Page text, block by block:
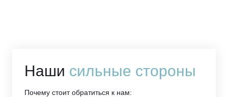
Наши сильные стороны
Почему стоит обратиться к нам: